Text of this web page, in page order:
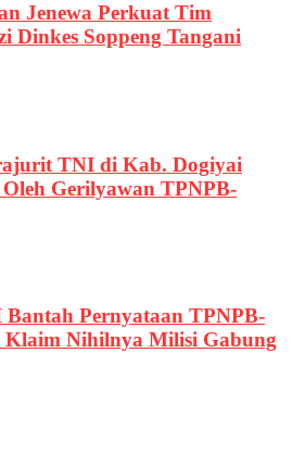
Jenewa Perkuat Tim
Dinkes Soppeng Tangani
TNI di Kab. Dogiyai
Gerilyawan TPNPB-
Bantah Pernyataan TPNPB-
Klaim Nihilnya Milisi Gabung